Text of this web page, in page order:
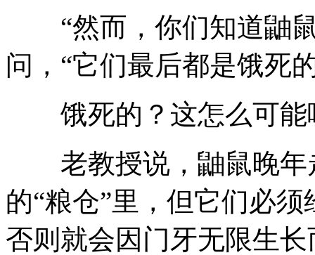
“然而，你们知道鼬鼠
问，“它们最后都是饿死
饿死的？这怎么可能
老教授说，鼬鼠晚年
的“粮仓”里，但它们必
否则就会因门牙无限生